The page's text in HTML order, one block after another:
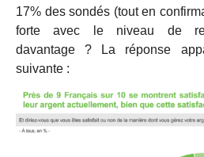
17% des sondés (tout en
forte avec le niveau de
davantage ? La réponse
suivante :